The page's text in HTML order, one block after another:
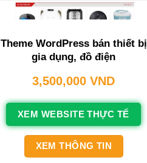
Theme WordPress bán thiết bị
gia dụng, đồ điện
3,500,000VND
XEM WEBSITE THỰC TẾ
XEM THÔNG TIN